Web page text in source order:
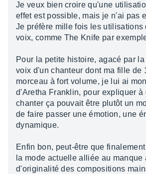
Je veux bien croire qu'une
effet est possible, mais je n'ai pas
Je préfère mille fois les utilisations
voix, comme The Knife par
Pour la petite histoire, agacé par
voix d'un chanteur dont ma fille de
morceau à fort volume, je lui ai
d'Aretha Franklin, pour expliquer à
chanter ça pouvait être plutôt un
de faire passer une émotion, une
dynamique.
Enfin bon, peut-être que
la mode actuelle alliée au manque
d'originalité des compositions